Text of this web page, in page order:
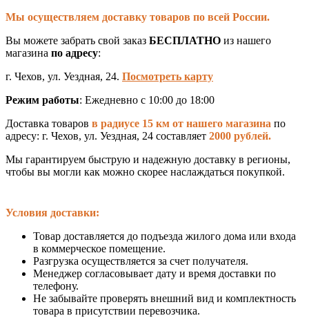
Мы осуществляем доставку товаров по всей России.
Вы можете забрать свой заказ БЕСПЛАТНО из нашего
магазина по адресу:
г. Чехов, ул. Уездная, 24. Посмотреть карту
Режим работы: Ежедневно с 10:00 до 18:00
Доставка товаров в радиусе 15 км от нашего магазина по
адресу: г. Чехов, ул. Уездная, 24 составляет 2000 рублей.
Мы гарантируем быструю и надежную доставку в регионы,
чтобы вы могли как можно скорее наслаждаться покупкой.
Условия доставки:
Товар доставляется до подъезда жилого дома или входа
в коммерческое помещение.
Разгрузка осуществляется за счет получателя.
Менеджер согласовывает дату и время доставки по
телефону.
Не забывайте проверять внешний вид и комплектность
товара в присутствии перевозчика.